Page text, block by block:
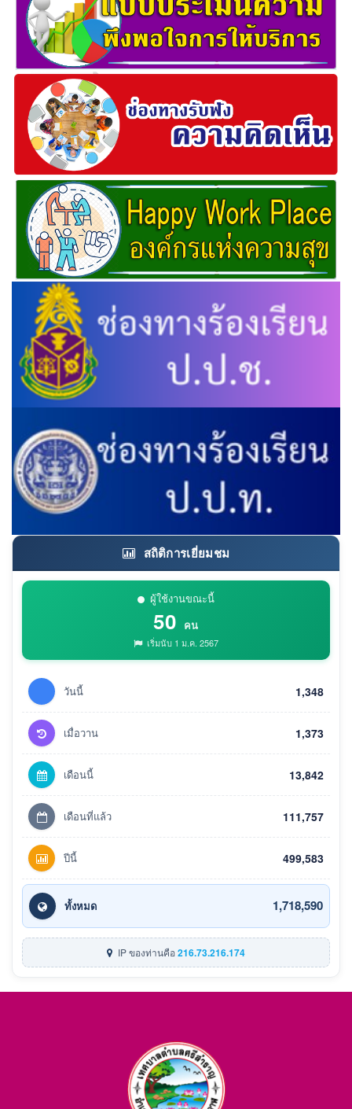
สถิติการเยี่ยมชม
ผู้ใช้งานขณะนี้
50 คน
เริ่มนับ 1 ม.ค. 2567
วันนี้ 1,348
เมื่อวาน 1,373
เดือนนี้ 13,842
เดือนที่แล้ว 111,757
ปีนี้ 499,583
ทั้งหมด 1,718,590
IP ของท่านคือ216.73.216.174